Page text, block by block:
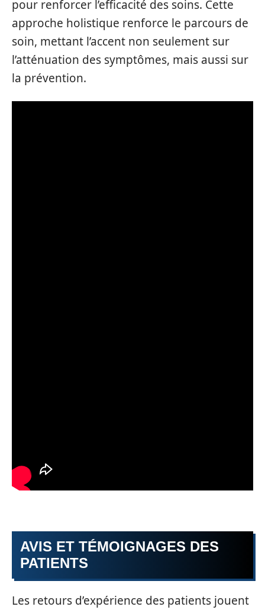
pour renforcer l’efficacité des soins. Cette
approche holistique renforce le parcours de
soin, mettant l’accent non seulement sur
l’atténuation des symptômes, mais aussi sur
la prévention.
AVIS ET TÉMOIGNAGES DES
PATIENTS
Les retours d’expérience des patients jouent